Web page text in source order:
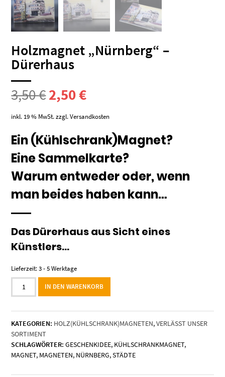
Holzmagnet „Nürnberg“ –
Dürerhaus
3,50€Ursprünglicher
Preis
war:
3,50 €
2,50€Aktueller
Preis
ist:
2,50 €.
inkl. 19 % MwSt. zzgl.Versandkosten
Ein (Kühlschrank)Magnet?
Eine Sammelkarte?
Warum entweder oder, wenn
man beides haben kann…
Das Dürerhaus aus Sicht eines
Künstlers…
Lieferzeit:3 - 5 Werktage
Holzmagnet
"Nürnberg"
Dürerhaus
Menge
IN DEN WARENKORB
KATEGORIEN: HOLZ(KÜHLSCHRANK)MAGNETEN,VERLÄSST UNSER
SORTIMENT
SCHLAGWÖRTER: GESCHENKIDEE, KÜHLSCHRANKMAGNET,
MAGNET, MAGNETEN, NÜRNBERG,STÄDTE